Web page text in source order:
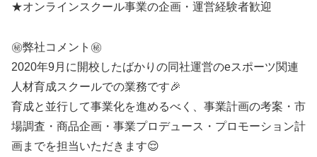
★オンラインスクール事業の企画・運営経験者歓迎
㊙️弊社コメント㊙️
2020年9月に開校したばかりの同社運営のeスポーツ関連
人材育成スクールでの業務です🎉
育成と並行して事業化を進めるべく、事業計画の考案・市
場調査・商品企画・事業プロデュース・プロモーション計
画までを担当いただきます😌